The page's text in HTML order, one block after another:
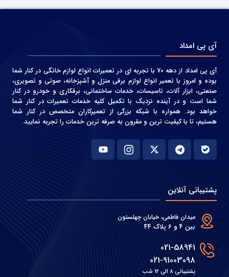
آی پی امداد
آی پی امداد از دهه 70 با تجربه ای در تعمیرات انواع لوازم خانگی در کنار شما
بوده و امروز با تعمیر انواع لوازم برقی منزل و آشپزخانه، صوتی و‌ تصویری،
صنعتی، ابزار آلات، تاسیسات، خدمات ساختمانی، برقکاری و خودرو در کنار
شما است و در آینده نزدیک با تکمیل کلیه خدمات تعمیرات در کنار شما
خواهد بود. همواره با شبکه بزرگی از تعمیرکاران متخصص در کنار شما
هستیم، تا با کیفیت ترین و مقرون به صرفه ترین خدمات را تجربه نمایید.
پشتیبانی آنلاین
میدان فاطمی، خیابان چهلستون
بین 4 و 6 پلاک 44
021-58941
021-91003098
پشتیبانی 8 الی 12 شب